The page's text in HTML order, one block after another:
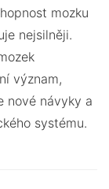
mozku
nejsilněji.
význam,
nové návyky a
systému.